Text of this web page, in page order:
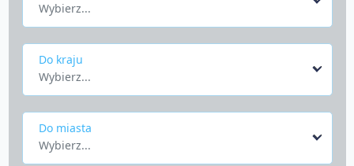
Wybierz...
Do kraju
Wybierz...
Do miasta
Wybierz...